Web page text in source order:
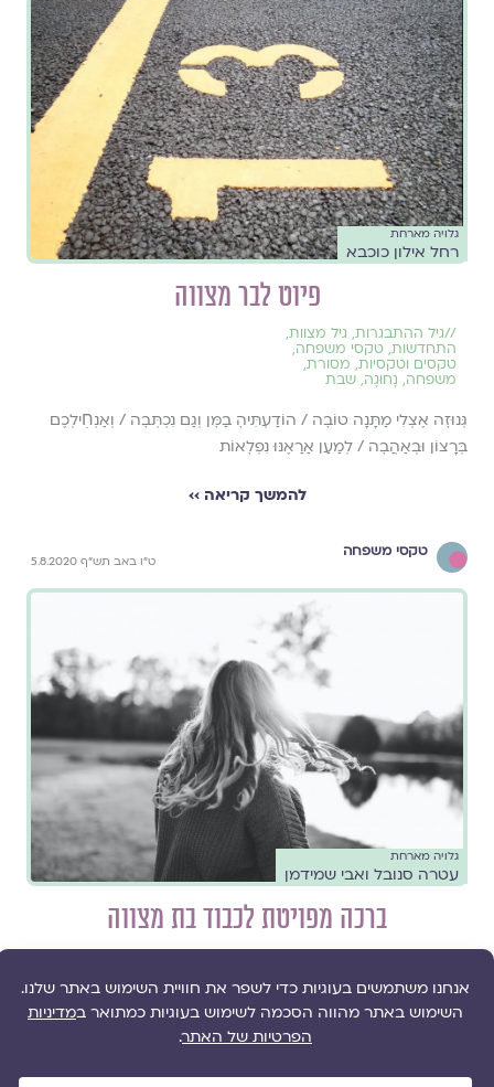
גלויה מארחת
רחל אילון כוכבא
פיוט לבר מצווה
//גיל ההתבגרות, גיל מצוות,
התחדשות, טקסי משפחה,
טקסים וטקסיות, מסורת,
משפחה, נָחוּגָה, שבת
גְּנוּזׇה אֶצְלִי מַתָּנָה טוֹבׇה / הוֹדַעְתִּיהׇ בַמׇּן וְגַם נִכְתְּבׇה / וְאַנְחׅילְכֶם
בְּרָצוֹן וּבְאַהֲבׇה / לְמַעַן אַרַאֶנּוּ נִפְלׇאוֹת
להמשך קריאה ››
טקסי משפחה
ט"ו באב תש"ף 5.8.2020
גלויה מארחת
עטרה סנובל ואבי שמידמן
ברכה מפויטת לכבוד בת מצווה
//גיל ההתבגרות,גיל מצוות,
הצעה לפיוט עבור בת המצווה המדגיש את הערכים היהודים
שההורים מבקשים לברך בהם את בתם